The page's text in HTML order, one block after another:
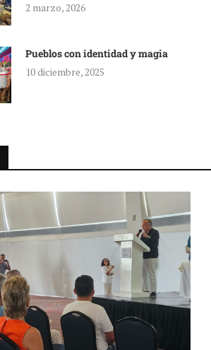
2 marzo, 2026
Pueblos con identidad y magia
10 diciembre, 2025